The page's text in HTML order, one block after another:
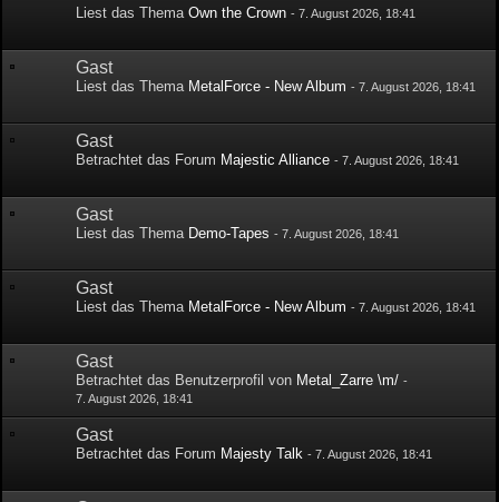
Liest das ThemaOwn the Crown -7. August 2026, 18:41
Gast
Liest das Thema MetalForce - New Album -7. August 2026, 18:41
Gast
Betrachtet das Forum Majestic Alliance -7. August 2026, 18:41
Gast
Liest das Thema Demo-Tapes -7. August 2026, 18:41
Gast
Liest das Thema MetalForce - New Album -7. August 2026, 18:41
Gast
Betrachtet das Benutzerprofil von Metal_Zarre \m/ -
7. August 2026, 18:41
Gast
Betrachtet das Forum Majesty Talk -7. August 2026, 18:41